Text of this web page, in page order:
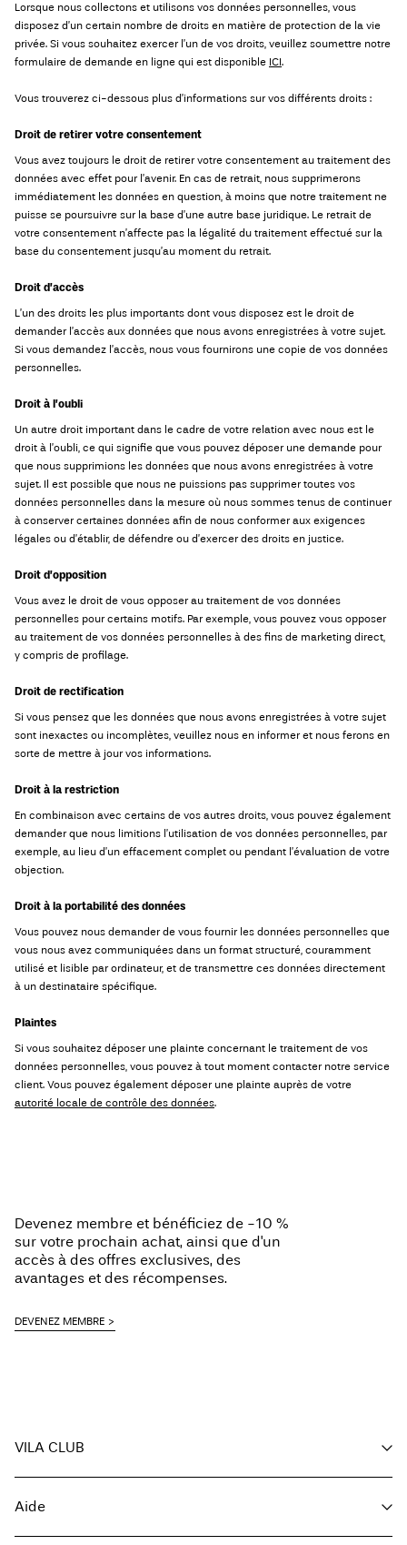
Lorsque nous collectons et utilisons vos données personnelles, vous
disposez d’un certain nombre de droits en matière de protection de la vie
privée. Si vous souhaitez exercer l’un de vos droits, veuillez soumettre notre
formulaire de demande en ligne qui est disponible ICI.
Vous trouverez ci-dessous plus d’informations sur vos différents droits :
Droit de retirer votre consentement
Vous avez toujours le droit de retirer votre consentement au traitement des
données avec effet pour l’avenir. En cas de retrait, nous supprimerons
immédiatement les données en question, à moins que notre traitement ne
puisse se poursuivre sur la base d’une autre base juridique. Le retrait de
votre consentement n’affecte pas la légalité du traitement effectué sur la
base du consentement jusqu’au moment du retrait.
Droit d’accès
L’un des droits les plus importants dont vous disposez est le droit de
demander l’accès aux données que nous avons enregistrées à votre sujet.
Si vous demandez l’accès, nous vous fournirons une copie de vos données
personnelles.
Droit à l’oubli
Un autre droit important dans le cadre de votre relation avec nous est le
droit à l’oubli, ce qui signifie que vous pouvez déposer une demande pour
que nous supprimions les données que nous avons enregistrées à votre
sujet. Il est possible que nous ne puissions pas supprimer toutes vos
données personnelles dans la mesure où nous sommes tenus de continuer
à conserver certaines données afin de nous conformer aux exigences
légales ou d’établir, de défendre ou d’exercer des droits en justice.
Droit d’opposition
Vous avez le droit de vous opposer au traitement de vos données
personnelles pour certains motifs. Par exemple, vous pouvez vous opposer
au traitement de vos données personnelles à des fins de marketing direct,
y compris de profilage.
Droit de rectification
Si vous pensez que les données que nous avons enregistrées à votre sujet
sont inexactes ou incomplètes, veuillez nous en informer et nous ferons en
sorte de mettre à jour vos informations.
Droit à la restriction
En combinaison avec certains de vos autres droits, vous pouvez également
demander que nous limitions l’utilisation de vos données personnelles, par
exemple, au lieu d’un effacement complet ou pendant l’évaluation de votre
objection.
Droit à la portabilité des données
Vous pouvez nous demander de vous fournir les données personnelles que
vous nous avez communiquées dans un format structuré, couramment
utilisé et lisible par ordinateur, et de transmettre ces données directement
à un destinataire spécifique.
Plaintes
Si vous souhaitez déposer une plainte concernant le traitement de vos
données personnelles, vous pouvez à tout moment contacter notre service
client. Vous pouvez également déposer une plainte auprès de votre
autorité locale de contrôle des données.
Devenez membre et bénéficiez de -10 %
sur votre prochain achat, ainsi que d'un
accès à des offres exclusives, des
avantages et des récompenses.
DEVENEZ MEMBRE
VILA CLUB
Devenir membre
Mon compte
Aide